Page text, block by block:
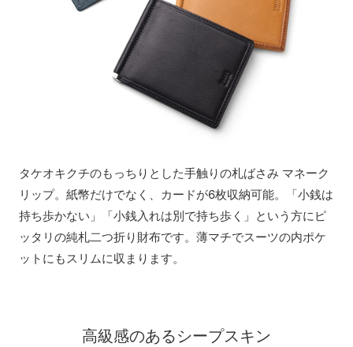
タケオキクチのもっちりとした手触りの札ばさみ マネーク
リップ。紙幣だけでなく、カードが6枚収納可能。「小銭は
持ち歩かない」「小銭入れは別で持ち歩く」という方にピ
ッタリの純札二つ折り財布です。薄マチでスーツの内ポケ
ットにもスリムに収まります。
高級感のあるシープスキン